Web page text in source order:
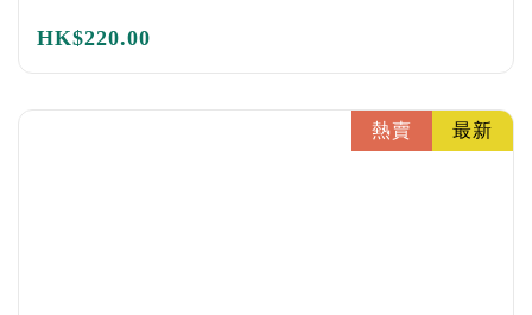
HK$220.00
熱賣 最新